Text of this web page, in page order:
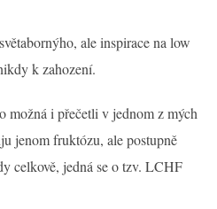
ale inspirace na low
k zahození.
možná i přečetli v jednom z mých
jenom fruktózu, ale postupně
celkově, jedná se o tzv. LCHF